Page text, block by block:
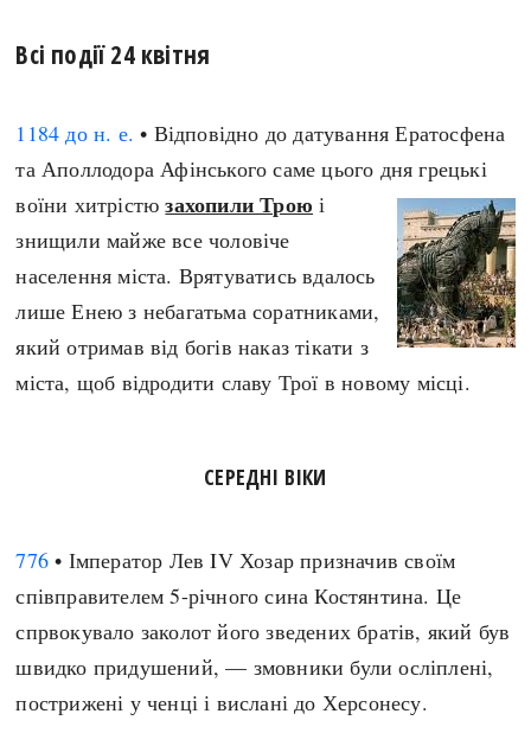
ПРАВИЛА ЖИТТЯ
ВИ (НЕ) ЗНАЛИ
НОТА БЕНЕ
МОЯ ІСТОРІЯ
Рубрики
Авіація і космонавтика
Архітектура і будівництво
Битви і війни
Наука, освіта і техніка
Особистості
Україна
Козацька доба
Українська революція
ЗНО
Античні часи
Темні віки
Високе Середньовіччя
Пізнє Середньовіччя
Нова історія
Всі події 24 квітня
1184 до н. е. • Відповідно до датування Ератосфена
та Аполлодора Афінського саме цього дня грецькі
воїни хитрістюзахопили Трою і
знищили майже все чоловіче
населення міста. Врятуватись вдалось
лише Енею з небагатьма соратниками,
який отримав від богів наказ тікати з
міста, щоб відродити славу Трої в новому місці.
СЕРЕДНІ ВІКИ
776 • Імператор Лев IV Хозар призначив своїм
співправителем 5-річного сина Костянтина. Це
спрвокувало заколот його зведених братів, який був
швидко придушений, — змовники були осліплені,
пострижені у ченці і вислані до Херсонесу.